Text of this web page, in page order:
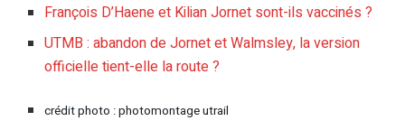
François D’Haene et Kilian Jornet sont-ils vaccinés ?
UTMB : abandon de Jornet et Walmsley, la version
officielle tient-elle la route ?
crédit photo : photomontage utrail